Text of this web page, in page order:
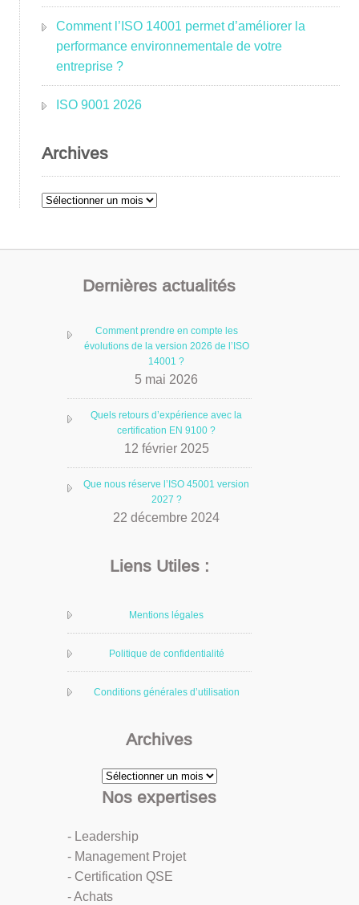
Comment l’ISO 14001 permet d’améliorer la
performance environnementale de votre
entreprise ?
ISO 9001 2026
Archives
Archives
Dernières actualités
Comment prendre en compte les
évolutions de la version 2026 de l’ISO
14001 ?
5 mai 2026
Quels retours d’expérience avec la
certification EN 9100 ?
12 février 2025
Que nous réserve l’ISO 45001 version
2027 ?
22 décembre 2024
Liens Utiles :
Mentions légales
Politique de confidentialité
Conditions générales d’utilisation
Archives
Archives
Nos expertises
- Leadership
- Management Projet
- Certification QSE
- Achats